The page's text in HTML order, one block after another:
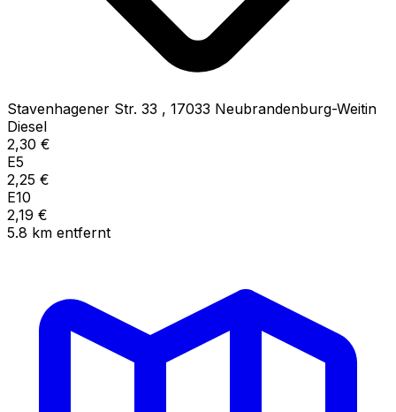
Stavenhagener Str. 33 , 17033 Neubrandenburg-Weitin
Diesel
2,30 €
E5
2,25 €
E10
2,19 €
5.8 km entfernt